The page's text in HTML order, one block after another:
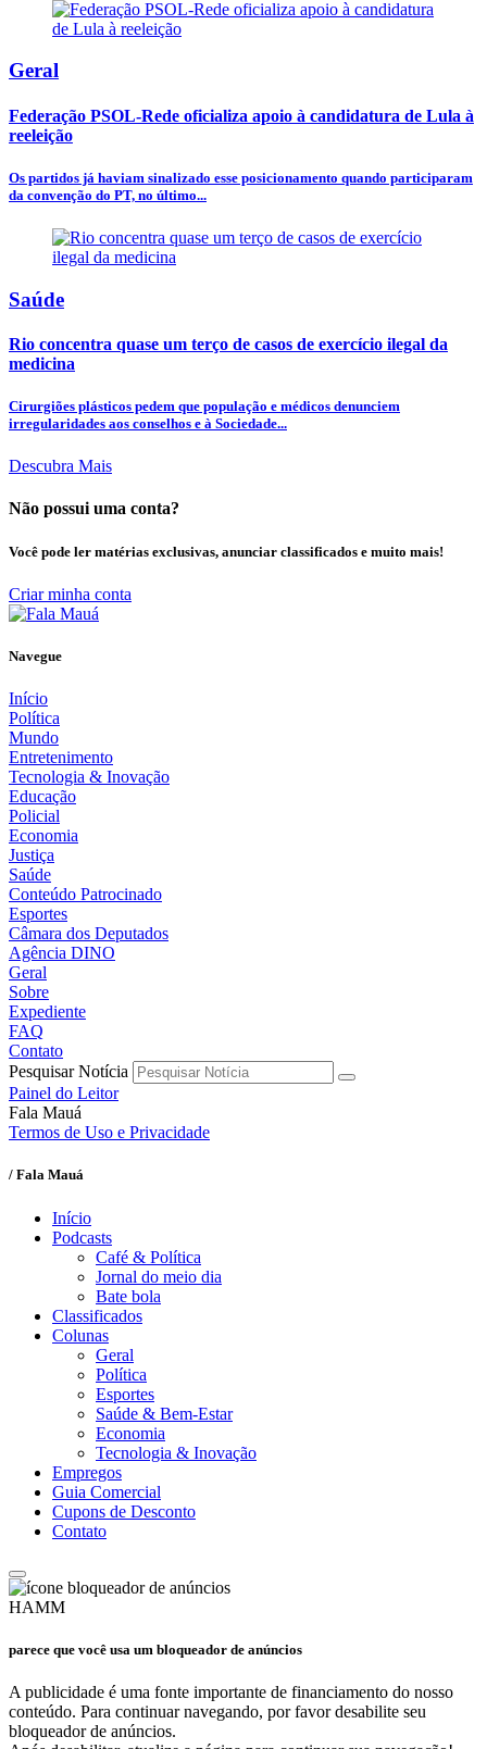
Geral
Federação PSOL-Rede oficializa apoio à candidatura de Lula à
reeleição
Os partidos já haviam sinalizado esse posicionamento quando participaram
da convenção do PT, no último...
Saúde
Rio concentra quase um terço de casos de exercício ilegal da
medicina
Cirurgiões plásticos pedem que população e médicos denunciem
irregularidades aos conselhos e à Sociedade...
Descubra Mais
Não possui uma conta?
Você pode ler matérias exclusivas, anunciar classificados e muito mais!
Criar minha conta
Navegue
Início
Política
Mundo
Entretenimento
Tecnologia & Inovação
Educação
Policial
Economia
Justiça
Saúde
Conteúdo Patrocinado
Esportes
Câmara dos Deputados
Agência DINO
Geral
Sobre
Expediente
FAQ
Contato
Pesquisar Notícia
Painel do Leitor
Fala Mauá
Termos de Uso e Privacidade
/ Fala Mauá
Início
Podcasts
Café & Política
Jornal do meio dia
Bate bola
Classificados
Colunas
Geral
Política
Esportes
Saúde & Bem-Estar
Economia
Tecnologia & Inovação
Empregos
Guia Comercial
Cupons de Desconto
Contato
HAMM
parece que você usa um bloqueador de anúncios
A publicidade é uma fonte importante de financiamento do nosso
conteúdo. Para continuar navegando, por favor desabilite seu
bloqueador de anúncios.